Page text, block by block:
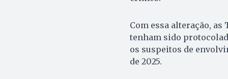
Com essa alteração, as
tenham sido
os suspeitos de
de 2025.